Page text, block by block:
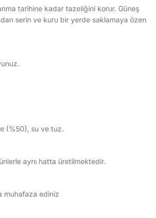
tarihine kadar tazeliğini korur. Güneş
serin ve kuru bir yerde saklamaya özen
(%50), su ve tuz.
aynı hatta üretilmektedir.
muhafaza ediniz